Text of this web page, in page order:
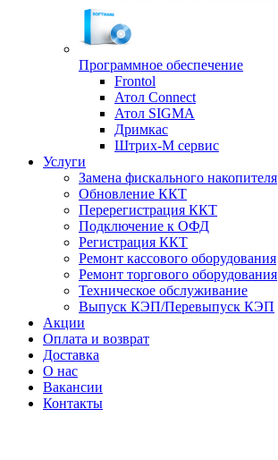
Программное обеспечение
Frontol
Атол Connect
Атол SIGMA
Дримкас
Штрих-М сервис
Услуги
Замена фискального накопителя
Обновление ККТ
Перерегистрация ККТ
Подключение к ОФД
Регистрация ККТ
Ремонт кассового оборудования
Ремонт торгового оборудования
Техническое обслуживание
Выпуск КЭП/Перевыпуск КЭП
Акции
Оплата и возврат
Доставка
О нас
Вакансии
Контакты